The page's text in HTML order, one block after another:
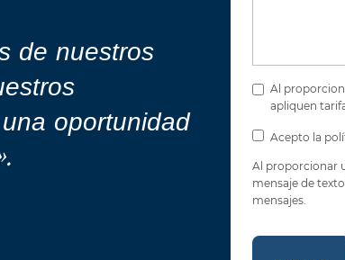
de nuestros
oportunidad
Al
apliquen
Acepto la
Al proporcionar
mensaje de
mensajes.